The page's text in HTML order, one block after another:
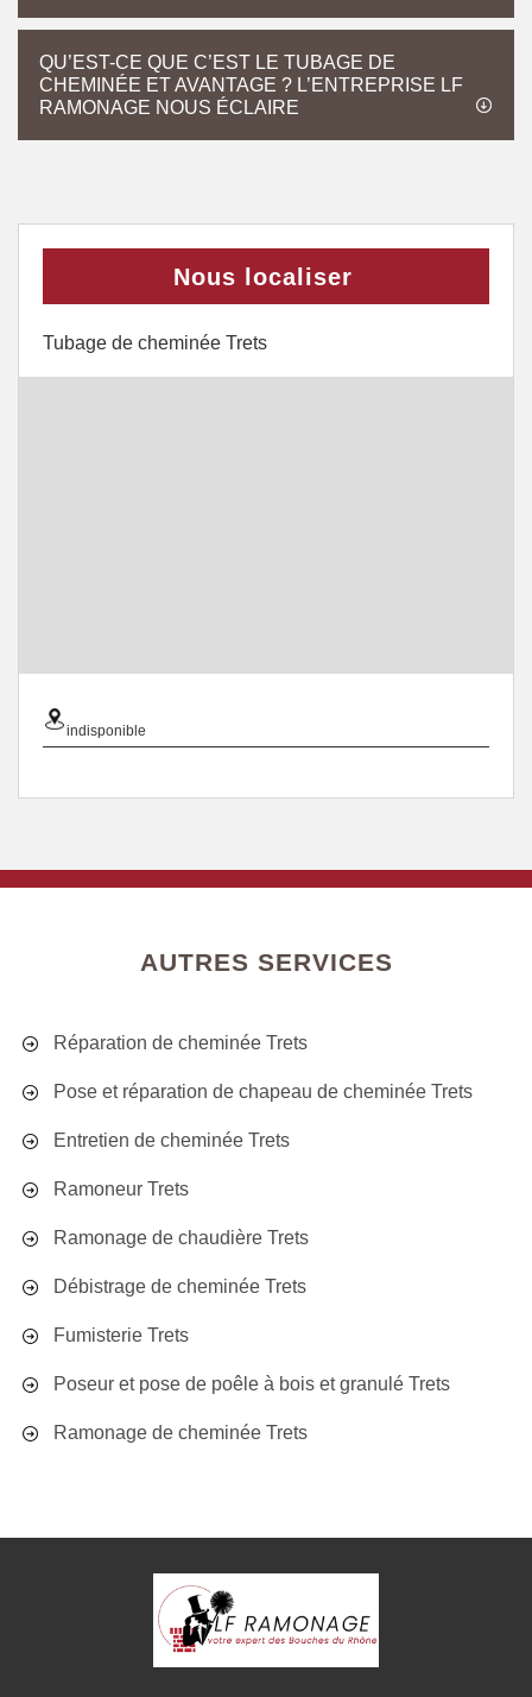
QU’EST-CE QUE C’EST LE TUBAGE DE
CHEMINÉE ET AVANTAGE ? L’ENTREPRISE LF
RAMONAGE NOUS ÉCLAIRE
Nous localiser
Tubage de cheminée Trets
indisponible
AUTRES SERVICES
Réparation de cheminée Trets
Pose et réparation de chapeau de cheminée Trets
Entretien de cheminée Trets
Ramoneur Trets
Ramonage de chaudière Trets
Débistrage de cheminée Trets
Fumisterie Trets
Poseur et pose de poêle à bois et granulé Trets
Ramonage de cheminée Trets